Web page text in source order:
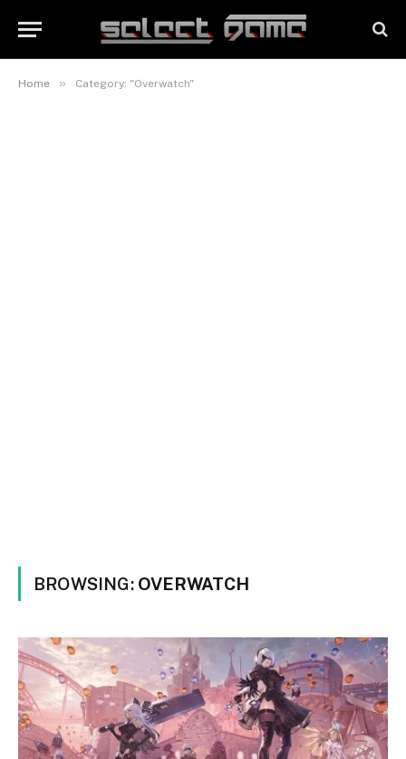
Home » Category: "Overwatch"
BROWSING: OVERWATCH